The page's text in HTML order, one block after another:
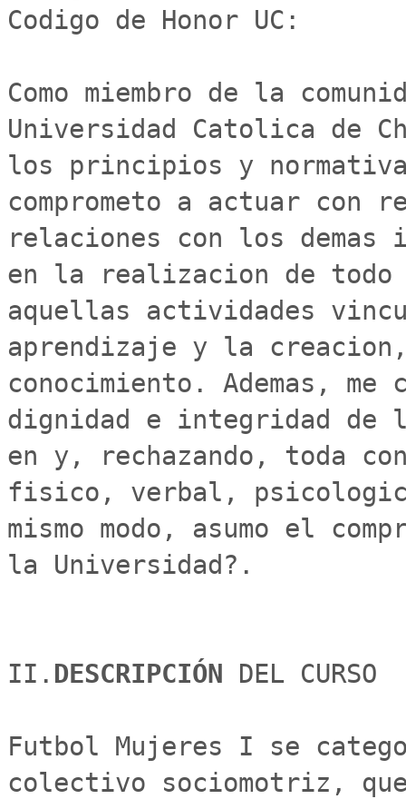
Codigo de Honor UC:
Como miembro de la
Universidad Catolica de
los principios y
comprometo a actuar con
relaciones con los demas
en la realizacion de
aquellas actividades
aprendizaje y la
conocimiento. Ademas,
dignidad e integridad de
en y, rechazando, toda
fisico, verbal,
mismo modo, asumo el
la Universidad?.
II. DESCRIPCIÓN DEL CURSO
Futbol Mujeres I se
colectivo sociomotriz,